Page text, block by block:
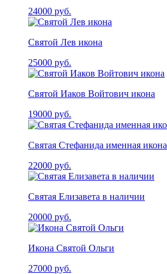
24000 руб.
Святой Лев икона
25000 руб.
Святой Иаков Войтович икона
19000 руб.
Святая Стефанида именная икона
22000 руб.
Святая Елизавета в наличии
20000 руб.
Икона Святой Ольги
27000 руб.